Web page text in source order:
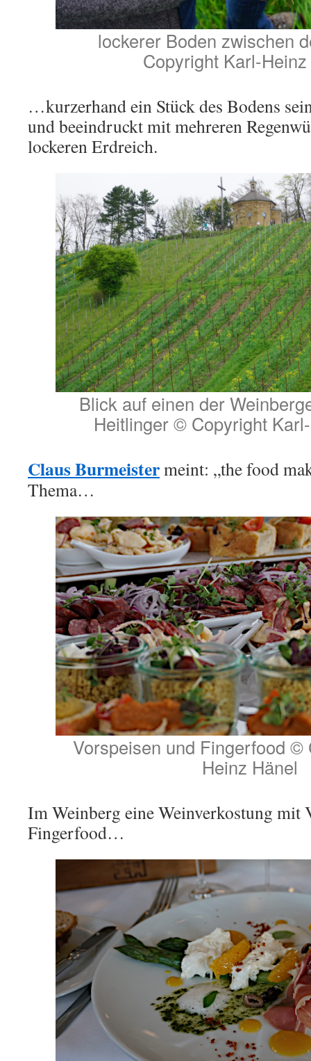
lockerer Boden zwischen
Copyright Karl-
…kurzerhand ein Stück des Bodens
und beeindruckt mit mehreren
lockeren Erdreich.
Blick auf einen der
Heitlinger © Copyright
Claus Burmeistermeint: „the food
Thema…
Vorspeisen und Fingerfood ©
Heinz Hänel
Im Weinberg eine Weinverkostung mit
Fingerfood…